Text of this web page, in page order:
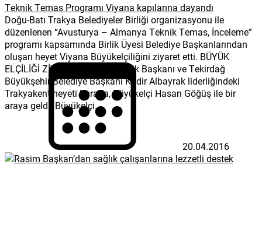
Teknik Temas Programı Viyana kapılarına dayandı
Doğu-Batı Trakya Belediyeler Birliği organizasyonu ile
düzenlenen “Avusturya – Almanya Teknik Temas, İnceleme”
programı kapsamında Birlik Üyesi Belediye Başkanlarından
oluşan heyet Viyana Büyükelçiliğini ziyaret etti. BÜYÜK
ELÇİLİĞİ ZİYARET ETTİLER Birlik Başkanı ve Tekirdağ
Büyükşehir Belediye Başkanı Kadir Albayrak liderliğindeki
Trakyakent heyeti burada, Büyükelçi Hasan Göğüş ile bir
araya geldi. Büyükelçi...
20.04.2016